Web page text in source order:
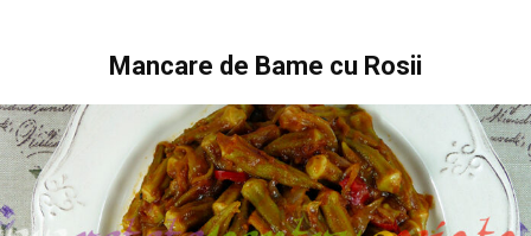
Mancare de Bame cu Rosii